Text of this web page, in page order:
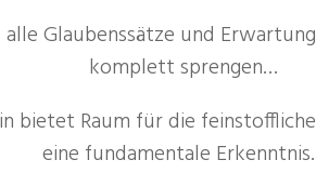
Glaubenssätze und
komplett sprengen…
bietet Raum für die
eine fundamentale